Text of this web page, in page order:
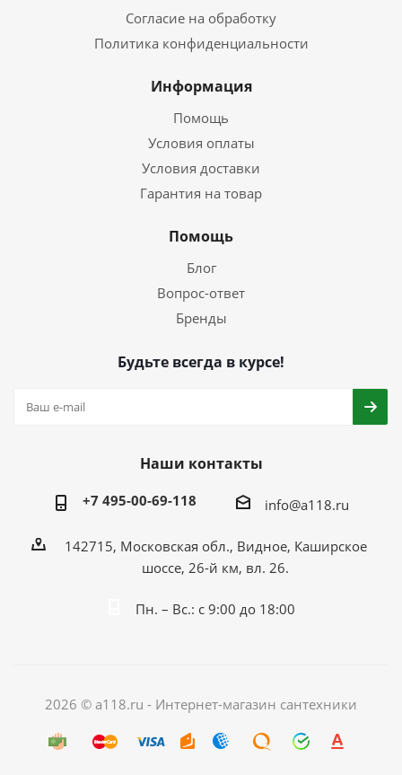
Согласие на обработку
Политика конфиденциальности
Информация
Помощь
Условия оплаты
Условия доставки
Гарантия на товар
Помощь
Блог
Вопрос-ответ
Бренды
Будьте всегда в курсе!
Наши контакты
+7 495-00-69-118 info@a118.ru
142715, Московская обл., Видное, Каширское
шоссе, 26-й км, вл. 26.
Пн. – Вс.: с 9:00 до 18:00
2026 © a118.ru - Интернет-магазин сантехники